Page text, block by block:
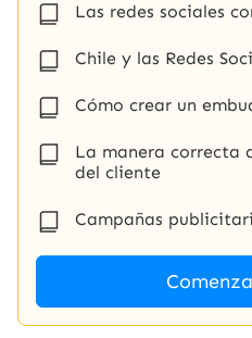
Las redes sociales
Chile y las Redes
Cómo crear un
La manera correcta
del cliente
Campañas